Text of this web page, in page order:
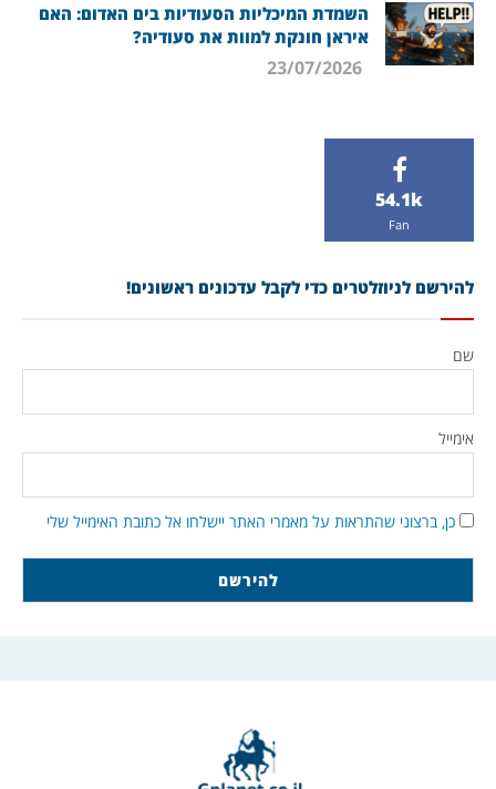
השמדת המיכליות הסעודיות בים האדום: האם
איראן חונקת למוות את סעודיה?
54.1k
Fan
להירשם לניוזלטרים כדי לקבל עדכונים ראשונים!
שם
אימייל
כן, ברצוני שהתראות על מאמרי האתר יישלחו אל כתובת האימייל שלי